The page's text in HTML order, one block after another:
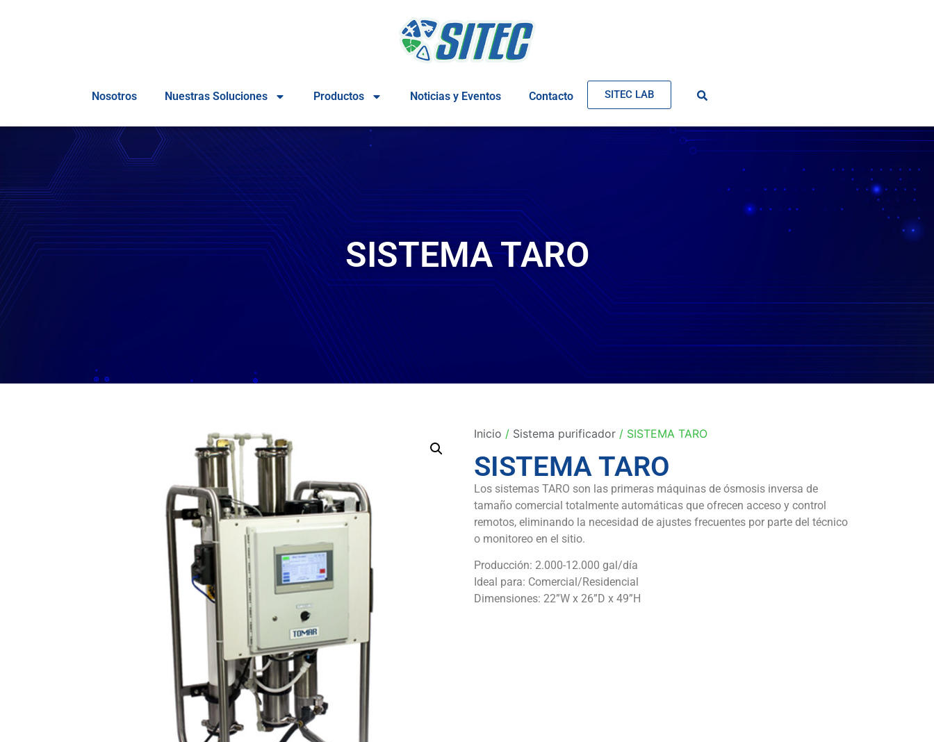
Nosotros Nuestras Soluciones Productos Noticias y Eventos Contacto SITEC LAB
SISTEMA TARO
Inicio / Sistema purificador / SISTEMA TARO
SISTEMA TARO
Los sistemas TARO son las primeras máquinas de ósmosis inversa de
tamaño comercial totalmente automáticas que ofrecen acceso y control
remotos, eliminando la necesidad de ajustes frecuentes por parte del técnico
o monitoreo en el sitio.​
Producción: 2.000-12.000 gal/día
Ideal para: Comercial/Residencial
Dimensiones: 22”W x 26”D x 49”H